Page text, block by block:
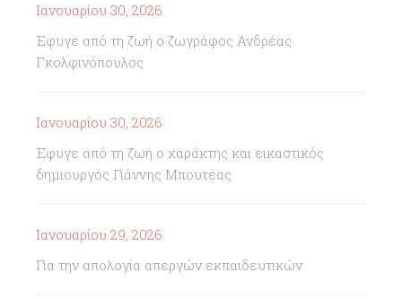
Ιανουαρίου 30, 2026
Έφυγε από τη ζωή ο ζωγράφος Ανδρέας
Γκολφινόπουλος
Ιανουαρίου 30, 2026
Έφυγε από τη ζωή ο χαράκτης και εικαστικός
δημιουργός Γιάννης Μπουτέας
Ιανουαρίου 29, 2026
Για την απολογία απεργών εκπαιδευτικών